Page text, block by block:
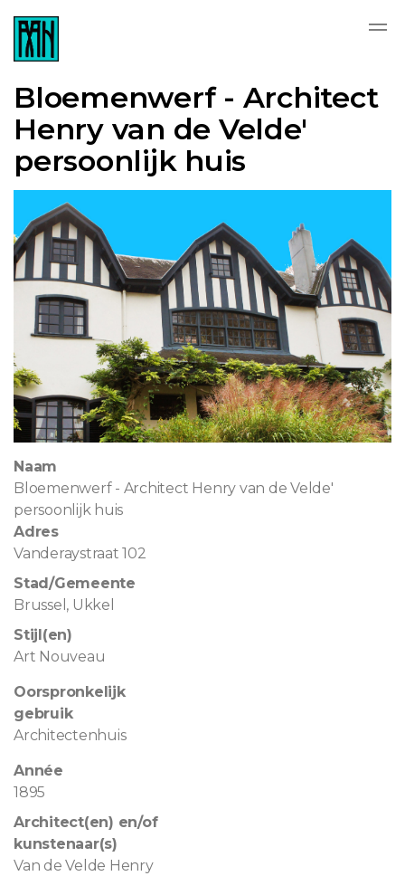
Bloemenwerf - Architect
Henry van de Velde'
persoonlijk huis
Naam
Bloemenwerf - Architect Henry van de Velde'
persoonlijk huis
Adres
Vanderaystraat 102
Stad/Gemeente
Brussel, Ukkel
Stijl(en)
Art Nouveau
Oorspronkelijk
gebruik
Architectenhuis
Année
1895
Architect(en) en/of
kunstenaar(s)
Van de Velde Henry